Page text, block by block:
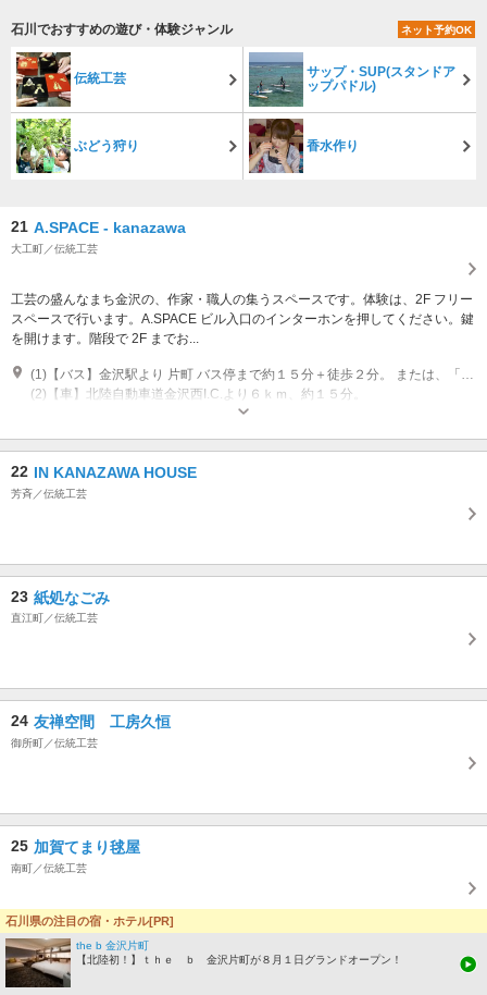
石川でおすすめの遊び・体験ジャンル ネット予約OK
伝統工芸
サップ・SUP(スタンドア
ップパドル)
ぶどう狩り 香水作り
21 A.SPACE - kanazawa
大工町／伝統工芸
工芸の盛んなまち金沢の、作家・職人の集うスペースです。体験は、2F フリー
スペースで行います。A.SPACE ビル入口のインターホンを押してください。鍵
を開けます。階段で 2F までお...
(2)【車】北陸自動車道金沢西I.C.より６ｋｍ、約１５分。
営業時間：24H ご予約により営業 その他：現在、新型コロナウイルス対策
22 IN KANAZAWA HOUSE
芳斉／伝統工芸
23 紙処なごみ
直江町／伝統工芸
24 友禅空間 工房久恒
御所町／伝統工芸
25 加賀てまり毬屋
南町／伝統工芸
その他エリアの伝統工芸スポット
石川県の注目の宿・ホテル[PR]
the b 金沢片町
【北陸初！】ｔｈｅ ｂ 金沢片町が８月１日グランドオープン！